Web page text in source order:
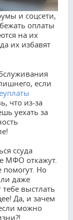
и соцсети,
оплаты
на их
их избавят
если
что из-за
уехать за
ссуда
МФО откажут.
помогут. Но
даже
выстлать
Да, и зачем
можно